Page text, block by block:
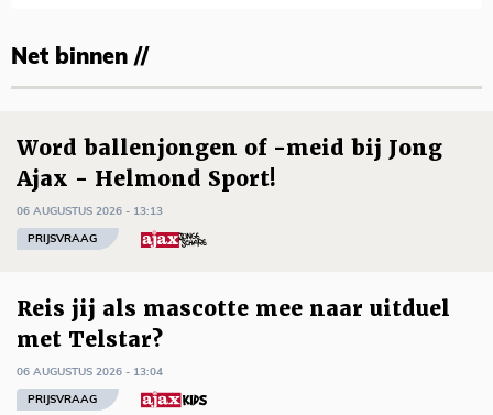
Net binnen //
Word ballenjongen of -meid bij Jong
Ajax - Helmond Sport!
06 AUGUSTUS 2026 - 13:13
PRIJSVRAAG
Reis jij als mascotte mee naar uitduel
met Telstar?
06 AUGUSTUS 2026 - 13:04
PRIJSVRAAG